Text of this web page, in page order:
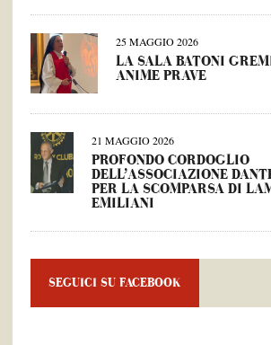
25 MAGGIO 2026
LA SALA BATONI
ANIME PRAVE
21 MAGGIO 2026
PROFONDO CORDOGLIO
DELL’ASSOCIAZIONE
PER LA SCOMPARSA DI
EMILIANI
SEGUICI SU FACEBOOK